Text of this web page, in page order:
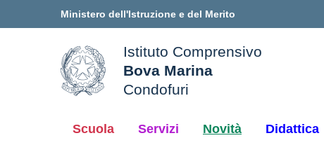
Vai ai contenuti
Vai al menu di navigazioneMinistero dell'Istruzione e del Merito
della scuola
Istituto Comprensivo
Bova Marina
Condofuri
Scuola Servizi Novità Didattica